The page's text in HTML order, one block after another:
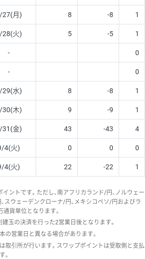
27(月) 8 -8 1
28(火) 5 -5 1
- 0
- 0
29(水) 8 -8 1
30(木) 9 -9 1
31(金) 43 -43 4
4(火) 0 0 0
4(火) 22 -22 1
ントです。ただし、南アフリカランド/円、ノルウェー
スウェーデンクローナ/円、メキシコペソ/円およびラ
通貨単位となります。
建玉の決済を行った2営業日後となります。
の営業日と異なる場合があります。
取引所が行います。スワップポイントは受取側と支払
。